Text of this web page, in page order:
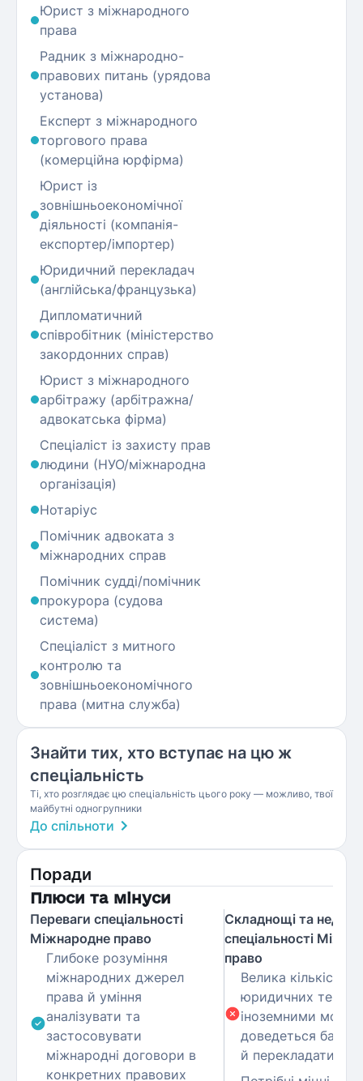
Юрист з міжнародного
права
Радник з міжнародно-
правових питань (урядова
установа)
Експерт з міжнародного
торгового права
(комерційна юрфірма)
Юрист із
зовнішньоекономічної
діяльності (компанія-
експортер/імпортер)
Юридичний перекладач
(англійська/французька)
Дипломатичний
співробітник (міністерство
закордонних справ)
Юрист з міжнародного
арбітражу (арбітражна/
адвокатська фірма)
Спеціаліст із захисту прав
людини (НУО/міжнародна
організація)
Нотаріус
Помічник адвоката з
міжнародних справ
Помічник судді/помічник
прокурора (судова
система)
Спеціаліст з митного
контролю та
зовнішньоекономічного
права (митна служба)
Знайти тих, хто вступає на цю ж
спеціальність
Ті, хто розглядає цю спеціальність цього року — можливо, твої
майбутні одногрупники
До спільноти
Поради
Плюси та мінуси
Переваги спеціальності
Міжнародне право
Глибоке розуміння
міжнародних джерел
права й уміння
аналізувати та
застосовувати
міжнародні договори в
конкретних правових
Складнощі та
спеціальності
право
Велика кількість
юридичних
іноземними
доведеться
й перекладати.